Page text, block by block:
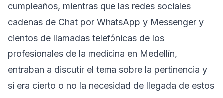
cumpleaños, mientras que las redes sociales
cadenas de Chat por WhatsApp y Messenger y
cientos de llamadas telefónicas de los
profesionales de la medicina en Medellín,
entraban a discutir el tema sobre la pertinencia y
si era cierto o no la necesidad de llegada de estos